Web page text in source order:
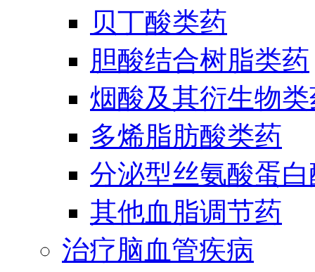
贝丁酸类药
胆酸结合树脂类药
烟酸及其衍生物
多烯脂肪酸类药
分泌型丝氨酸蛋
其他血脂调节药
治疗脑血管疾病